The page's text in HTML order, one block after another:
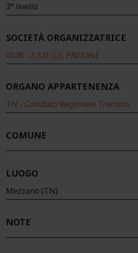
3° livello
SOCIETÀ ORGANIZZATRICE
0048 - A.S.D. G.S. PAVIONE
ORGANO APPARTENENZA
TN - Comitato Regionale Trentino
COMUNE
LUOGO
Mezzano (TN)
NOTE